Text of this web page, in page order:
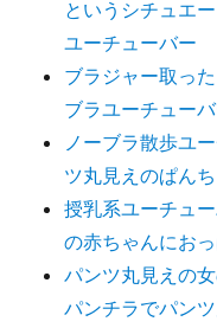
というシチュエ
ユーチューバー
ブラジャー取っ
ブラユーチュー
ノーブラ散歩ユ
ツ丸見えのぱん
授乳系ユーチュ
の赤ちゃんにお
パンツ丸見えの
パンチラでパン